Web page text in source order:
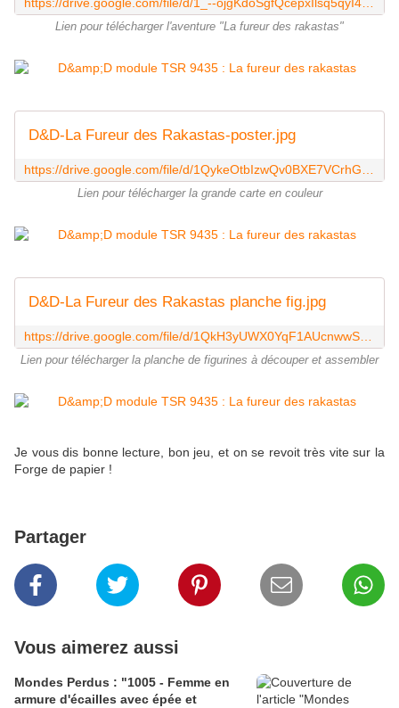
Lien pour télécharger l'aventure "La fureur des rakastas"
D&D-La Fureur des Rakastas-poster.jpg
Lien pour télécharger la grande carte en couleur
D&D-La Fureur des Rakastas planche fig.jpg
Lien pour télécharger la planche de figurines à découper et assembler
Je vous dis bonne lecture, bon jeu, et on se revoit très vite sur la
Forge de papier !
Partager
Vous aimerez aussi
Mondes Perdus : "1005 - Femme en
armure d'écailles avec épée et